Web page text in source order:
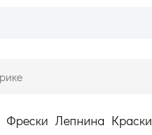
Фрески Лепнина Краски